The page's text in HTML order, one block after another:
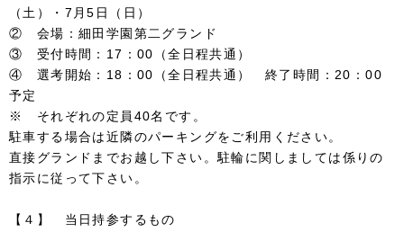
（土）・7月5日（日）
② 会場：細田学園第二グランド
③ 受付時間：17：00（全日程共通）
④ 選考開始：18：00（全日程共通） 終了時間：20：00
予定
※ それぞれの定員40名です。
駐車する場合は近隣のパーキングをご利用ください。
直接グランドまでお越し下さい。駐輪に関しましては係りの
指示に従って下さい。
【４】 当日持参するもの